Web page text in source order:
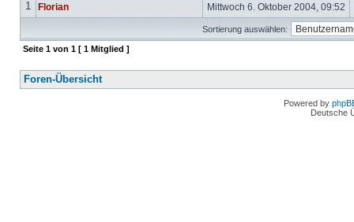
1 Florian Mittwoch 6. Oktober 2004, 09:52
Sortierung auswählen:
Seite 1 von 1 [ 1 Mitglied ]
Foren-Übersicht
Powered by
Deutsche